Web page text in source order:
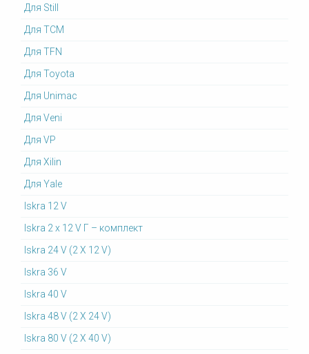
Для Still
Для TCM
Для TFN
Для Toyota
Для Unimac
Для Veni
Для VP
Для Xilin
Для Yale
Iskra 12 V
Iskra 2 x 12 V Г – комплект
Iskra 24 V (2 X 12 V)
Iskra 36 V
Iskra 40 V
Iskra 48 V (2 X 24 V)
Iskra 80 V (2 X 40 V)